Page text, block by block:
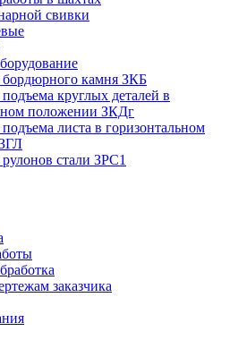
свивки
бордюрного камня ЗКБ
круглых деталей в
положении ЗКДг
листа в горизонтальном
стали ЗРС1
заказчика